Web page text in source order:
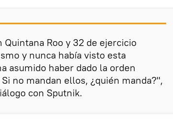
Quintana Roo y 32 de ejercicio
y nunca había visto esta
asumido haber dado la orden
no mandan ellos, ¿quién manda?",
con Sputnik.